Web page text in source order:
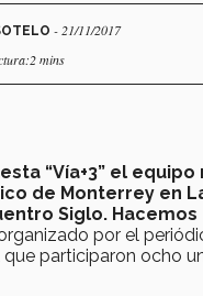
- 21/11/2017
mins
“Vía+3” el
de Monterrey en
Siglo. Hacemos
por el
que participaron ocho